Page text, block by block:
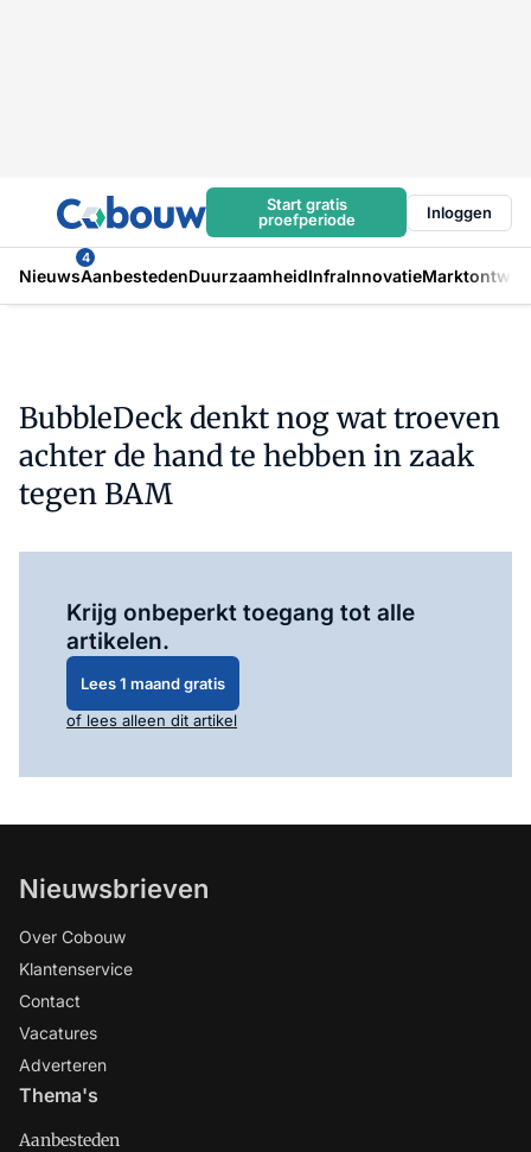
Start gratis
proefperiode
Inloggen
Nieuws
4
AanbestedenDuurzaamheidInfraInnovatie
BubbleDeck denkt nog wat troeven
achter de hand te hebben in zaak
tegen BAM
Krijg onbeperkt toegang tot alle
artikelen.
Lees 1 maand gratis
of lees alleen dit artikel
Nieuwsbrieven
Over Cobouw
Klantenservice
Contact
Vacatures
Adverteren
Thema's
Aanbesteden